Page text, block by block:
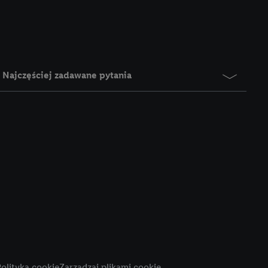
Najczęściej zadawane pytania
jednym z wyżej
możemy
rozpoznać
W tym celu
adres e-
adresu IP. Jeśli
użyciu adresu IP i
usług Lidl. W
Zgodę na
celów marketingu